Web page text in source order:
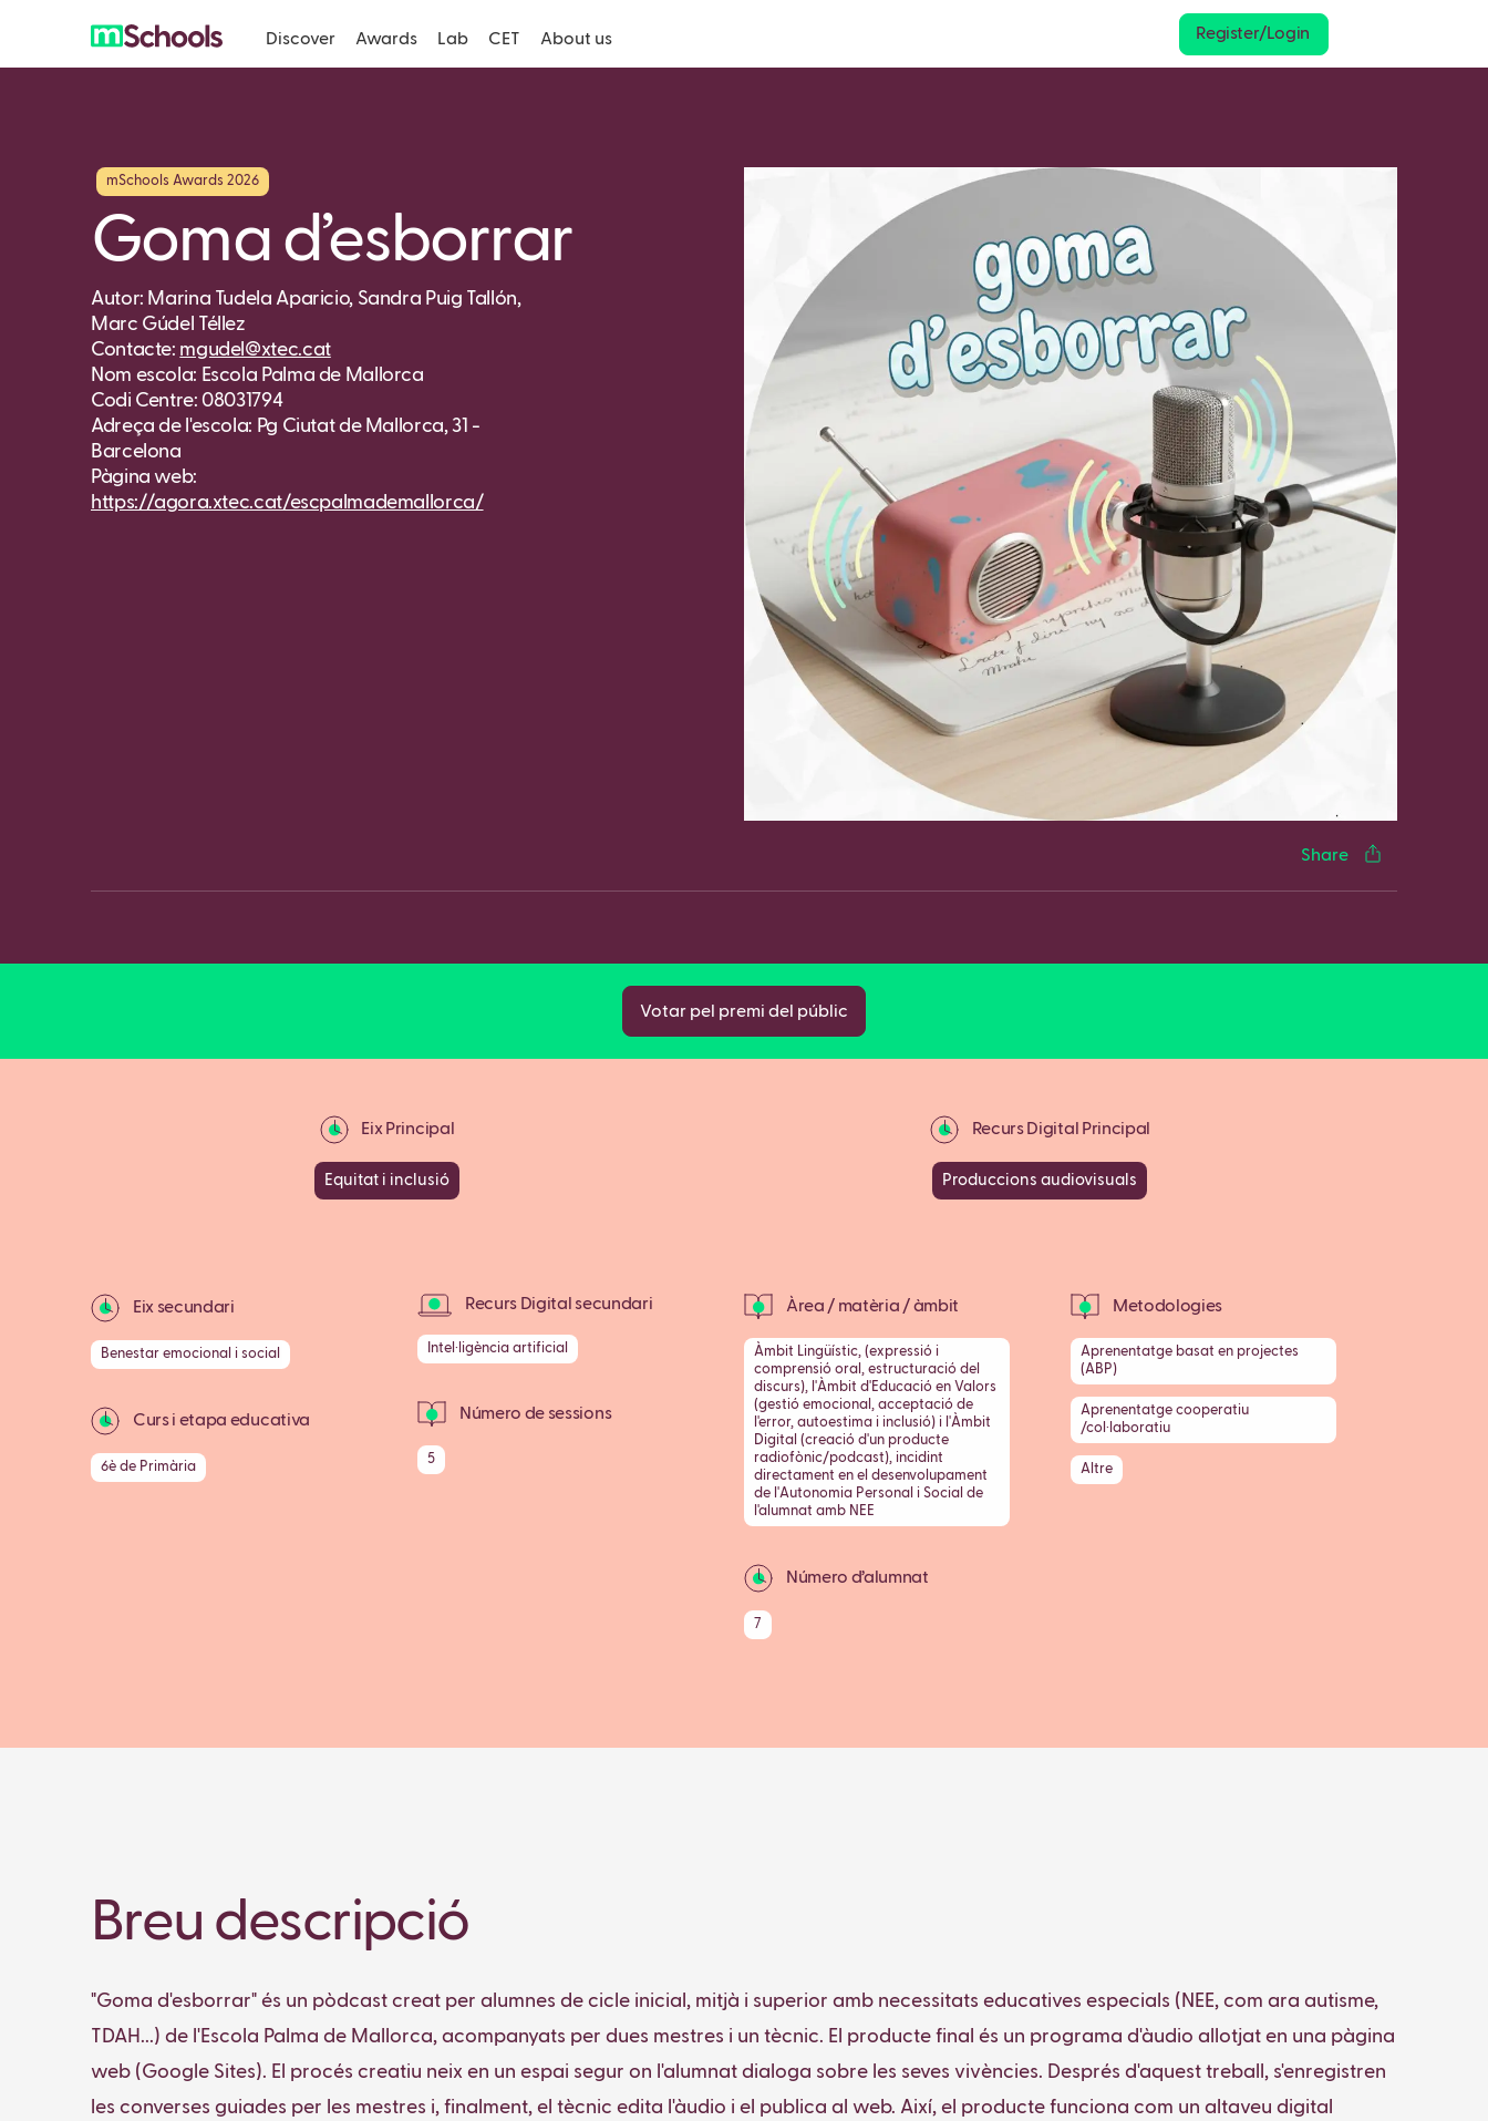
Discover Awards Lab CET About us Register/Login
mSchools Awards 2026
Goma d’esborrar
Autor: Marina Tudela Aparicio, Sandra Puig Tallón,
Marc Gúdel Téllez
Contacte: mgudel@xtec.cat
Nom escola: Escola Palma de Mallorca
Codi Centre: 08031794
Adreça de l'escola: Pg Ciutat de Mallorca, 31 -
Barcelona
Pàgina web:
https://agora.xtec.cat/escpalmademallorca/
Share
Facebook
Twitter
LinkedIn
WhatsApp
Reddit
GmailEmail
Votar pel premi del públic
Eix Principal
Equitat i inclusió
Recurs Digital Principal
Produccions audiovisuals
Eix secundari
Benestar emocional i social
Curs i etapa educativa
6è de Primària
Recurs Digital secundari
Intel·ligència artificial
Número de sessions
5
Àrea / matèria / àmbit
Àmbit Lingüístic, (expressió i
comprensió oral, estructuració del
discurs), l'Àmbit d'Educació en Valors
(gestió emocional, acceptació de
l'error, autoestima i inclusió) i l'Àmbit
Digital (creació d'un producte
radiofònic/podcast), incidint
directament en el desenvolupament
de l'Autonomia Personal i Social de
l'alumnat amb NEE
Número d’alumnat
7
Metodologies
Aprenentatge basat en projectes
(ABP)
Aprenentatge cooperatiu
/col·laboratiu
Altre
Breu descripció
"Goma d'esborrar" és un pòdcast creat per alumnes de cicle inicial, mitjà i superior amb necessitats educatives especials (NEE, com ara autisme,
TDAH...) de l'Escola Palma de Mallorca, acompanyats per dues mestres i un tècnic. El producte final és un programa d'àudio allotjat en una pàgina
web (Google Sites). El procés creatiu neix en un espai segur on l'alumnat dialoga sobre les seves vivències. Després d'aquest treball, s'enregistren
les converses guiades per les mestres i, finalment, el tècnic edita l'àudio i el publica al web. Així, el producte funciona com un altaveu digital